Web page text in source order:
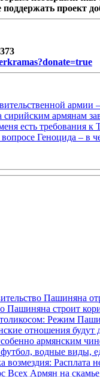
проект
армии
армянам
есть требования к
Геноцида – в
Пашиняна
Пашиняна строит
Режим
отношения будут
армянским
водные виды,
Расплата
Всех Армян на